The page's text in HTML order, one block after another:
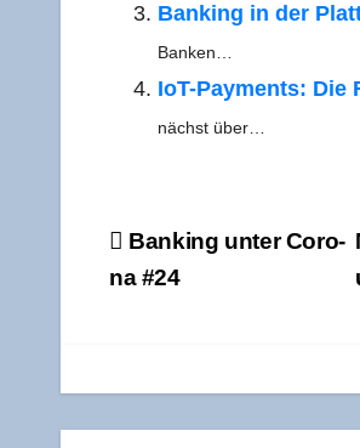
Ban­king in der
Banken…
IoT-Pay­­ments: Die
nächst über…
Ban­king unter Coro­
na #24